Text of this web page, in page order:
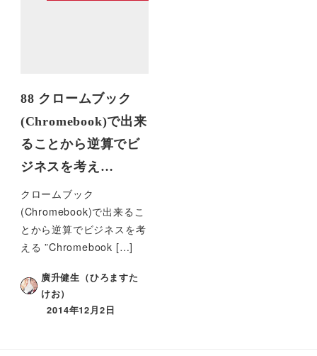
88 クロームブック
(Chromebook)で出来
ることから逆算でビ
ジネスを考え…
クロームブック
(Chromebook)で出来るこ
とから逆算でビジネスを考
える ”Chromebook […]
廣升健生（ひろますた
けお）
2014年12月2日